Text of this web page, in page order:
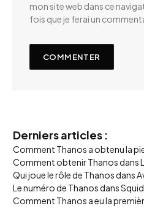
mon site web dans ce
fois que je ferai un
Derniers articles :
Comment Thanos a obtenu la
Comment obtenir Thanos dans
Qui joue le rôle de Thanos dans
Le numéro de Thanos dans
Comment Thanos a eu la